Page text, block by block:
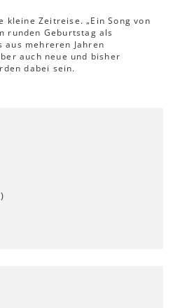
kleine Zeitreise. „Ein Song von
runden Geburtstag als
aus mehreren Jahren
auch neue und bisher
dabei sein.